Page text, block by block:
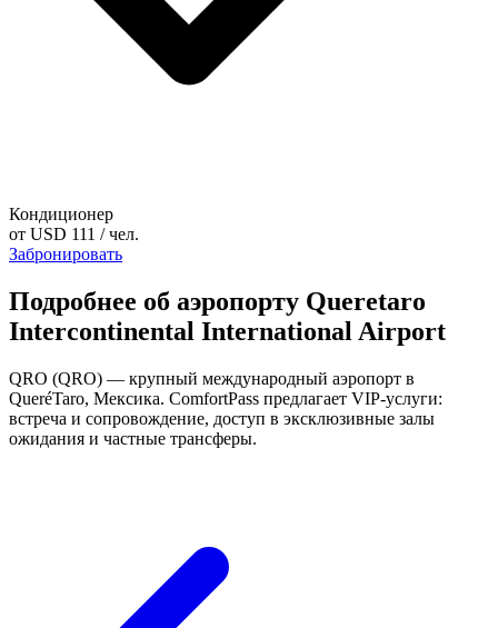
Кондиционер
от USD 111 / чел.
Забронировать
Подробнее об аэропорту Queretaro
Intercontinental International Airport
QRO (QRO) — крупный международный аэропорт в
QueréTaro, Мексика. ComfortPass предлагает VIP-услуги:
встреча и сопровождение, доступ в эксклюзивные залы
ожидания и частные трансферы.